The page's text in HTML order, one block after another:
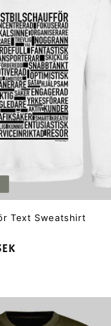
Text Sweatshirt